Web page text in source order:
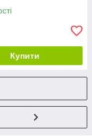
Купити